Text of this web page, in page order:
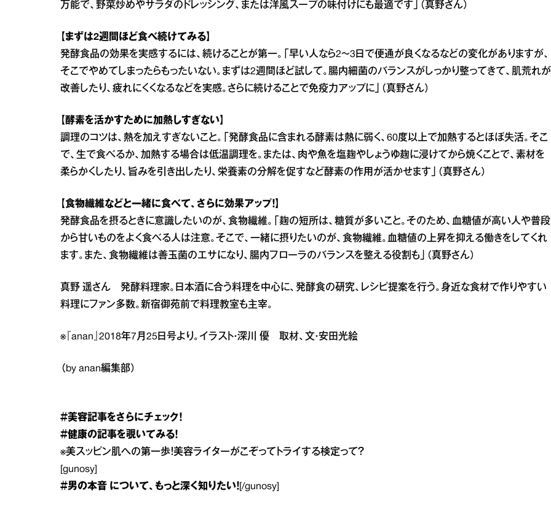
万能で、野菜炒めやサラダのドレッシング、または洋風スープの味付けにも最適です」（真野さん）
【まずは2週間ほど食べ続けてみる】
発酵食品の効果を実感するには、続けることが第一。「早い人なら2～3日で便通が良くなるなどの変化がありますが、
そこでやめてしまったらもったいない。まずは2週間ほど試して。腸内細菌のバランスがしっかり整ってきて、肌荒れが
改善したり、疲れにくくなるなどを実感。さらに続けることで免疫力アップに」（真野さん）
【酵素を活かすために加熱しすぎない】
調理のコツは、熱を加えすぎないこと。「発酵食品に含まれる酵素は熱に弱く、60度以上で加熱するとほぼ失活。そこ
で、生で食べるか、加熱する場合は低温調理を。または、肉や魚を塩麹やしょうゆ麹に浸けてから焼くことで、素材を
柔らかくしたり、旨みを引き出したり、栄養素の分解を促すなど酵素の作用が活かせます」（真野さん）
【食物繊維などと一緒に食べて、さらに効果アップ！】
発酵食品を摂るときに意識したいのが、食物繊維。「麹の短所は、糖質が多いこと。そのため、血糖値が高い人や普段
から甘いものをよく食べる人は注意。そこで、一緒に摂りたいのが、食物繊維。血糖値の上昇を抑える働きをしてくれ
ます。また、食物繊維は善玉菌のエサになり、腸内フローラのバランスを整える役割も」（真野さん）
真野 遥さん 発酵料理家。日本酒に合う料理を中心に、発酵食の研究、レシピ提案を行う。身近な食材で作りやすい
料理にファン多数。新宿御苑前で料理教室も主宰。
※『anan』2018年7月25日号より。イラスト・深川 優 取材、文・安田光絵
（by anan編集部）
＃美容記事をさらにチェック！
＃健康の記事を覗いてみる！
※美スッピン肌への第一歩！美容ライターがこぞってトライする検定って？
[gunosy]
＃男の本音 について、もっと深く知りたい！ [/gunosy]